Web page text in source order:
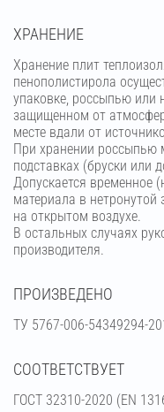
ХРАНЕНИЕ
Хранение плит
пенополистирола
упаковке, россыпью или
защищенном от
месте вдали от
При хранении россыпью
подставках (бруски или
Допускается временное
материала в нетронутой
на открытом воздухе.
В остальных случаях
производителя.
ПРОИЗВЕДЕНО
ТУ 5767-006-54349294-
СООТВЕТСТВУЕТ
ГОСТ 32310-2020 (EN